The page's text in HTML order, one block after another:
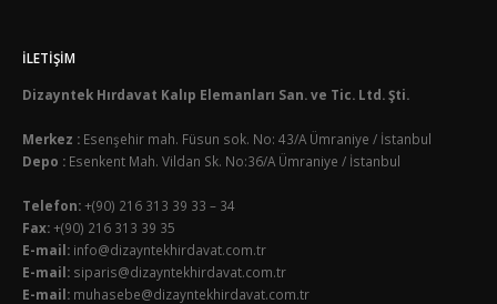
İLETIŞIM
Dizayntek Hırdavat Kalıp Elemanları San. ve Tic. Ltd. Şti.
Merkez : Esenşehir mah. Füsun sok. No: 43/A Ümraniye / İstanbul
Depo : Esenkent Mah. Vildan Sk. No:36/A Ümraniye / İstanbul
Telefon:+(90) 216 313 39 33 – 34
Fax:+(90) 216 313 39 35
E-mail: info@dizayntekhirdavat.com.tr
E-mail: siparis@dizayntekhirdavat.com.tr
E-mail: muhasebe@dizayntekhirdavat.com.tr